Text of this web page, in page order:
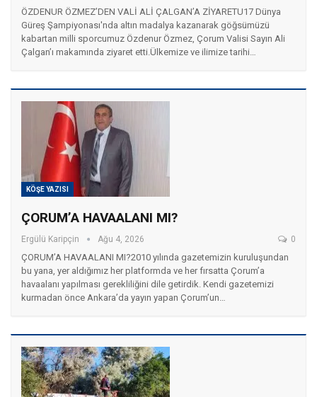
ÖZDENUR ÖZMEZ’DEN VALİ ALİ ÇALGAN’A ZİYARET ​U17 Dünya
Güreş Şampiyonası'nda altın madalya kazanarak göğsümüzü
kabartan milli sporcumuz Özdenur Özmez, Çorum Valisi Sayın Ali
Çalgan’ı makamında ziyaret etti. ​Ülkemize ve ilimize tarihi…
KÖŞE YAZISI
ÇORUM’A HAVAALANI MI?
Ergülü Karipçin Ağu 4, 2026 0
ÇORUM’A HAVAALANI MI? ​2010 yılında gazetemizin kuruluşundan
bu yana, yer aldığımız her platformda ve her fırsatta Çorum’a
havaalanı yapılması gerekliliğini dile getirdik. Kendi gazetemizi
kurmadan önce Ankara’da yayın yapan Çorum’un…